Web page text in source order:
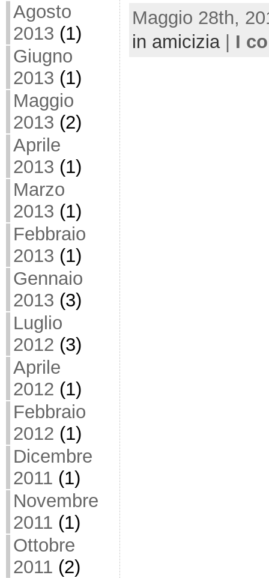
Agosto
2013 (1)
Giugno
2013 (1)
Maggio
2013 (2)
Aprile
2013 (1)
Marzo
2013 (1)
Febbraio
2013 (1)
Gennaio
2013 (3)
Luglio
2012 (3)
Aprile
2012 (1)
Febbraio
2012 (1)
Dicembre
2011 (1)
Novembre
2011 (1)
Ottobre
2011 (2)
Maggio 28th,
in amicizia| I